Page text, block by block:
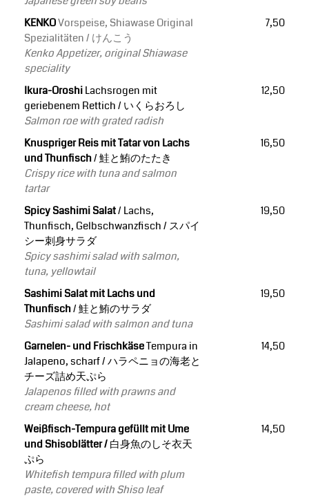
KENKOVorspeise, Shiawase Original
Spezialitäten / けんこう
Kenko Appetizer, original Shiawase
speciality
7,50
Ikura-OroshiLachsrogen mit
geriebenem Rettich / いくらおろし
Salmon roe with grated radish
12,50
Knuspriger Reis mit Tatar von Lachs
und Thunfisch/ 鮭と鮪のたたき
Crispy rice with tuna and salmon
tartar
16,50
Spicy Sashimi Salat/ Lachs,
Thunfisch, Gelbschwanzfisch / スパイ
シー刺身サラダ
Spicy sashimi salad with salmon,
tuna, yellowtail
19,50
Sashimi Salat mit Lachs und
Thunfisch/ 鮭と鮪のサラダ
Sashimi salad with salmon and tuna
19,50
Garnelen- und FrischkäseTempura in
Jalapeno, scharf /ハラペニョの海老と
チーズ詰め天ぷら
Jalapenos filled with prawns and
cream cheese, hot
14,50
Weißfisch-Tempura gefüllt mit Ume
und Shisoblätter /白身魚のしそ衣天
ぷら
Whitefish tempura filled with plum
paste, covered with Shiso leaf
14,50